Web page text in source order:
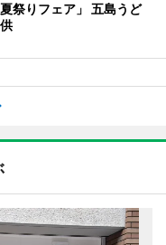
祭りフェア」 五島うど